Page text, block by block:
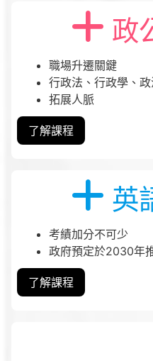
政
職場升遷關鍵
行政法、行政學、
拓展人脈
了解課程
英
考績加分不可少
政府預定於2030年
了解課程